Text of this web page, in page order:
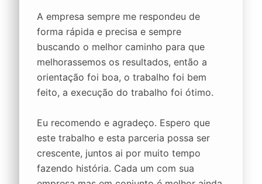
A empresa sempre me respondeu de
forma rápida e precisa e sempre
buscando o melhor caminho para que
melhorassemos os resultados, então a
orientação foi boa, o trabalho foi bem
feito, a execução do trabalho foi ótimo.
Eu recomendo e agradeço. Espero que
este trabalho e esta parceria possa ser
crescente, juntos ai por muito tempo
fazendo história. Cada um com sua